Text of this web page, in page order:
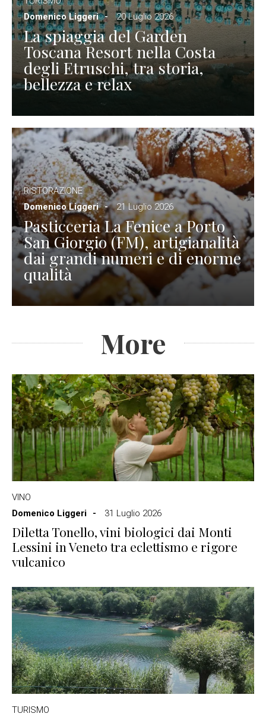
Domenico Liggeri
20 Luglio 2026
La spiaggia del Garden
Toscana Resort nella Costa
degli Etruschi, tra storia,
bellezza e relax
RISTORAZIONE
Domenico Liggeri
21 Luglio 2026
Pasticceria La Fenice a Porto
San Giorgio (FM), artigianalità
dai grandi numeri e di enorme
qualità
More
VINO
Domenico Liggeri
31 Luglio 2026
Diletta Tonello, vini biologici dai Monti
Lessini in Veneto tra eclettismo e rigore
vulcanico
TURISMO